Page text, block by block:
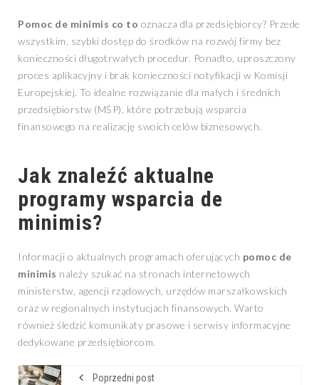
Pomoc de minimis co to oznacza dla przedsiębiorcy? Przede
wszystkim, szybki dostęp do środków na rozwój firmy bez
konieczności długotrwałych procedur. Ponadto, uproszczony
proces aplikacyjny i brak konieczności notyfikacji w Komisji
Europejskiej. To idealne rozwiązanie dla małych i średnich
przedsiębiorstw (MŚP), które potrzebują wsparcia
finansowego na realizację swoich celów biznesowych.
Jak znaleźć aktualne
programy wsparcia de
minimis?
Informacji o aktualnych programach oferujących pomoc de
minimis należy szukać na stronach internetowych
ministerstw, agencji rządowych, urzędów marszałkowskich
oraz w regionalnych instytucjach finansowych. Warto
również śledzić komunikaty prasowe i serwisy informacyjne
dedykowane przedsiębiorcom.
Poprzedni post